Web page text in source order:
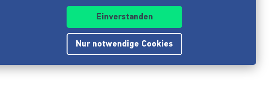
Einverstanden
Nur notwendige Cookies